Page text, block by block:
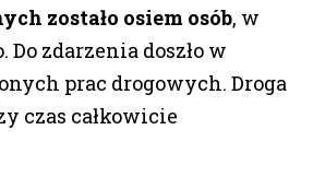
zostało osiem osób, w
Do zdarzenia doszło w
prac drogowych. Droga
czas całkowicie